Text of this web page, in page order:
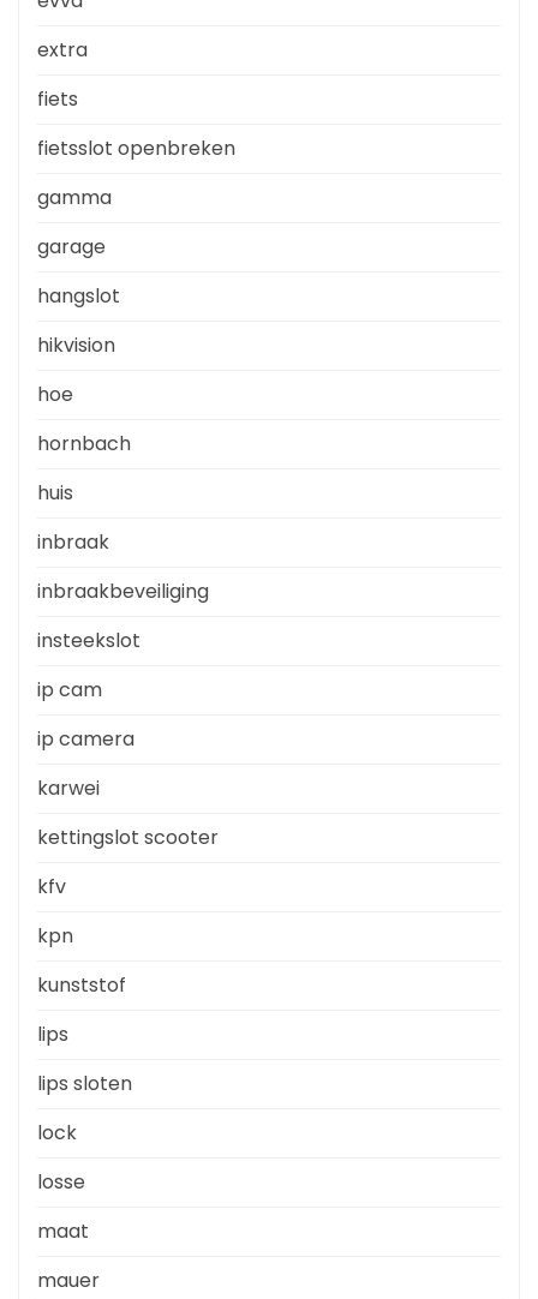
extra
fiets
fietsslot openbreken
gamma
garage
hangslot
hikvision
hoe
hornbach
huis
inbraak
inbraakbeveiliging
insteekslot
ip cam
ip camera
karwei
kettingslot scooter
kfv
kpn
kunststof
lips
lips sloten
lock
losse
maat
mauer